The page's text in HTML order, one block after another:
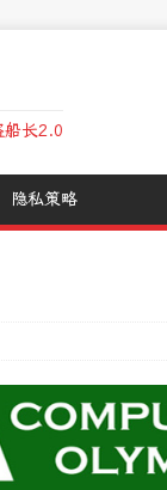
船长2.0
隐私策略